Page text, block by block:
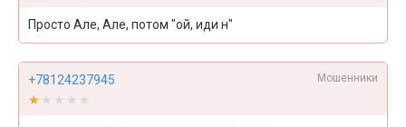
Просто Але, Але, потом "ой, иди н"
+78124237945 Мошенники
★★★★★
★★★★★